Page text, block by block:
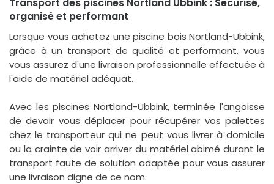
organisé et performant
Lorsque vous achetez une piscine bois Nortland-Ubbink,
grâce à un transport de qualité et performant, vous
vous assurez d'une livraison professionnelle effectuée à
l'aide de matériel adéquat.
Avec les piscines Nortland-Ubbink, terminée l'angoisse
de devoir vous déplacer pour récupérer vos palettes
chez le transporteur qui ne peut vous livrer à domicile
ou la crainte de voir arriver du matériel abimé durant le
transport faute de solution adaptée pour vous assurer
une livraison digne de ce nom.